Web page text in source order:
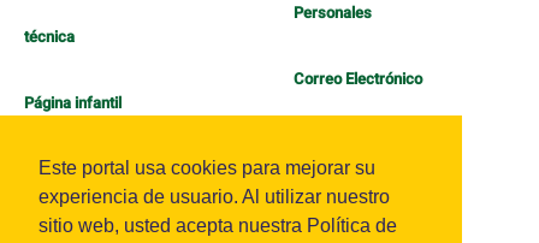
Este portal usa cookies para mejorar su
experiencia de usuario. Al utilizar nuestro
sitio web, usted acepta nuestra Política de
técnica
Página infantil
Personales
Correo Electrónico